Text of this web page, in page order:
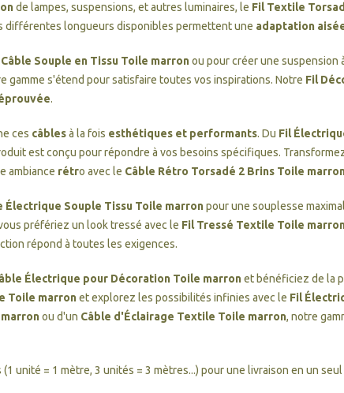
de lampes, suspensions, et autres luminaires, le Fil Textile
différentes longueurs disponibles permettent une adaptation
Câble Souple en Tissu Toile marronou pour créer une suspension
gamme s'étend pour satisfaire toutes vos inspirations. Notre Fil
.
ces câblesà la fois esthétiques et performants. Du Fil
est conçu pour répondre à vos besoins spécifiques.
ambiance rétro avec le Câble Rétro Torsadé 2 Brins Toile
Électrique Souple Tissu Toile marronpour une souplesse
préfériez un look tressé avec le Fil Tressé Textile Toile
répond à toutes les exigences.
Électrique pour Décoration Toile marronet bénéficiez de la
Toile marronet explorez les possibilités infinies avec le Fil
ou d'un Câble d'Éclairage Textile Toile marron, notre
unité = 1 mètre, 3 unités = 3 mètres...) pour une livraison en un